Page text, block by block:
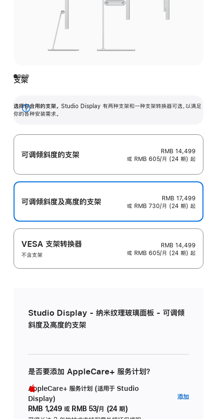
支架
选择你合用的支架。 Studio Display 有两种支架和一种支架转换器可选，以满足
你的各种安装需求。
展
可调倾斜度的支架
RMB 14,499
或 RMB 605/月 (24 期) 起
可调倾斜度及高‍度的支‍架
RMB 17,499
或 RMB 730/月 (24 期) 起
VESA 支架转换器
不含支架
RMB 14,499
或 RMB 605/月 (24 期) 起
Studio Display - 纳米纹理玻璃面板 - 可调倾
斜度及高度的支架
是否要添加 AppleCare+ 服务计划？
AppleCare+ 服务计划 (适用于 Studio
Display)
RMB 1,249 或 RMB 53/月 (24 期)
添加